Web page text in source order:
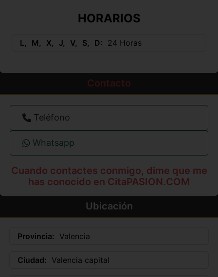
HORARIOS
L M X J V S D 24 Horas
Contacto
Teléfono
Whatsapp
Cuando contactes conmigo, dime que me
has conocido en CitaPASION.COM
Ubicación
Provincia: Valencia
Ciudad: Valencia capital